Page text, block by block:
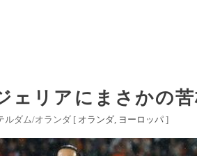
ェリアにまさかの
ルダム/オランダ [ オランダ ヨーロッパ ]